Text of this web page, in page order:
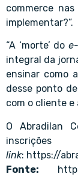
commerce
implementar?”.
“A ‘morte’ do
integral da
ensinar como
desse ponto
com o cliente e
O Abradilan
link: https://
Fonte: